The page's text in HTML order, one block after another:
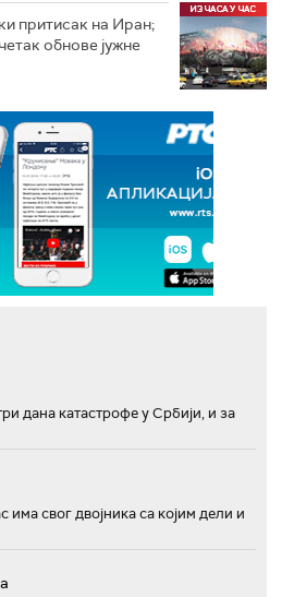
притисак на Иран;
обнове јужне
дана катастрофе у Србији, и за
има свог двојника са којим дели и